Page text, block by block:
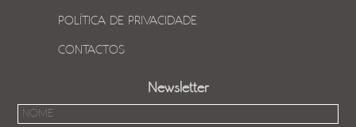
POLÍTICA DE PRIVACIDADE
CONTACTOS
Newsletter